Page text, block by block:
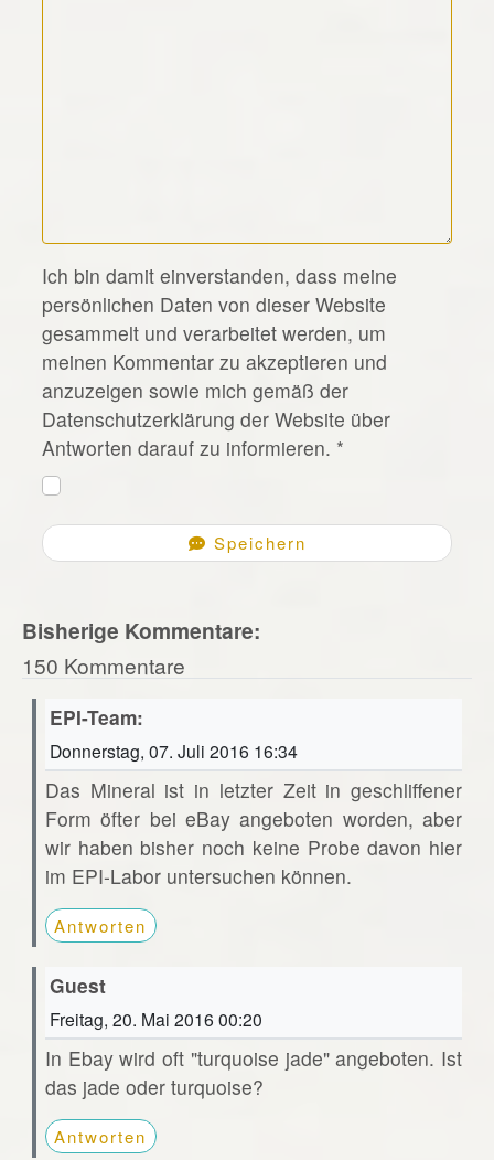
*
Ich bin damit einverstanden, dass meine
persönlichen Daten von dieser Website
gesammelt und verarbeitet werden, um
meinen Kommentar zu akzeptieren und
anzuzeigen sowie mich gemäß der
Datenschutzerklärung der Website über
Antworten darauf zu informieren. *
Speichern
Bisherige Kommentare:
150 Kommentare
EPI-Team:
Donnerstag, 07. Juli 2016 16:34
Das Mineral ist in letzter Zeit in geschliffener
Form öfter bei eBay angeboten worden, aber
wir haben bisher noch keine Probe davon hier
im EPI-Labor untersuchen können.
Antworten
Guest
Freitag, 20. Mai 2016 00:20
In Ebay wird oft "turquoise jade" angeboten. Ist
das jade oder turquoise?
Antworten